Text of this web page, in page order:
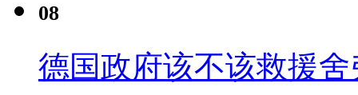
08
德国政府该不该救援舍